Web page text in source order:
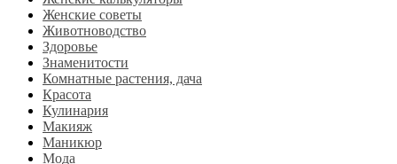
Женские советы
Животноводство
Здоровье
Знаменитости
Комнатные растения, дача
Красота
Кулинария
Макияж
Маникюр
Мода